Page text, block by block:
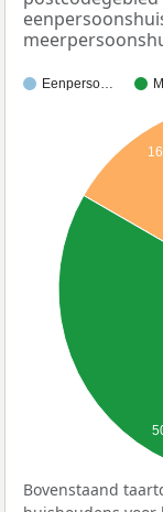
Eenperso…
Bovenstaand